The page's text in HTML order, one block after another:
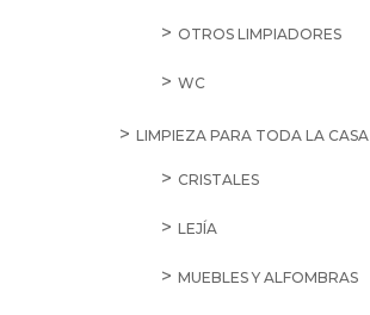
OTROS LIMPIADORES
WC
LIMPIEZA PARA TODA LA CASA
CRISTALES
LEJÍA
MUEBLES Y ALFOMBRAS